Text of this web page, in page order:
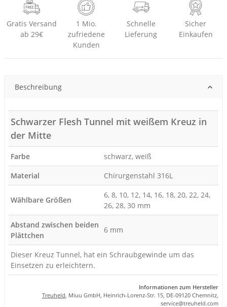
Gratis Versand
ab 29€
1 Mio.
zufriedene
Kunden
Schnelle
Lieferung
Sicher
Einkaufen
Beschreibung
Schwarzer Flesh Tunnel mit weißem Kreuz in
der Mitte
Farbe
schwarz, weiß
Material
Chirurgenstahl 316L
Wählbare Größen
6, 8, 10, 12, 14, 16, 18, 20, 22, 24,
26, 28, 30 mm
Abstand zwischen beiden
Plättchen
6 mm
Dieser Kreuz Tunnel, hat ein Schraubgewinde um das
Einsetzen zu erleichtern.
Informationen zum Hersteller
Treuheld, Miuu GmbH, Heinrich-Lorenz-Str. 15, DE-09120 Chemnitz,
service@treuheld.com